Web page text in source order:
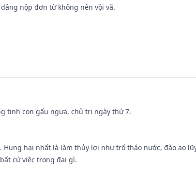
nộp đơn từ không nên vội vã.
tinh con gấu ngựa, chủ trị ngày thứ 7.
hại nhất là làm thủy lợi như trổ tháo nước, đào ao
cứ việc trọng đại gì.